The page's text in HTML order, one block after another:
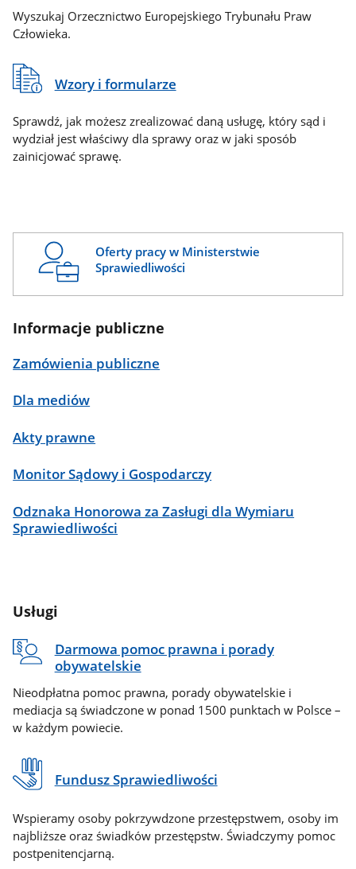
Wyszukaj Orzecznictwo Europejskiego Trybunału Praw
Człowieka.
Wzory i formularze
Sprawdź, jak możesz zrealizować daną usługę, który sąd i
wydział jest właściwy dla sprawy oraz w jaki sposób
zainicjować sprawę.
Oferty pracy w Ministerstwie
Sprawiedliwości
Informacje publiczne
Zamówienia publiczne
Dla mediów
Akty prawne
Monitor Sądowy i Gospodarczy
Odznaka Honorowa za Zasługi dla Wymiaru
Sprawiedliwości
Usługi
Darmowa pomoc prawna i porady
obywatelskie
Nieodpłatna pomoc prawna, porady obywatelskie i
mediacja są świadczone w ponad 1500 punktach w Polsce –
w każdym powiecie.
Fundusz Sprawiedliwości
Wspieramy osoby pokrzywdzone przestępstwem, osoby im
najbliższe oraz świadków przestępstw. Świadczymy pomoc
postpenitencjarną.